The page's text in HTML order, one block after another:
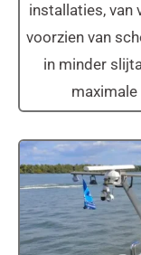
installaties, van
voorzien van
in minder